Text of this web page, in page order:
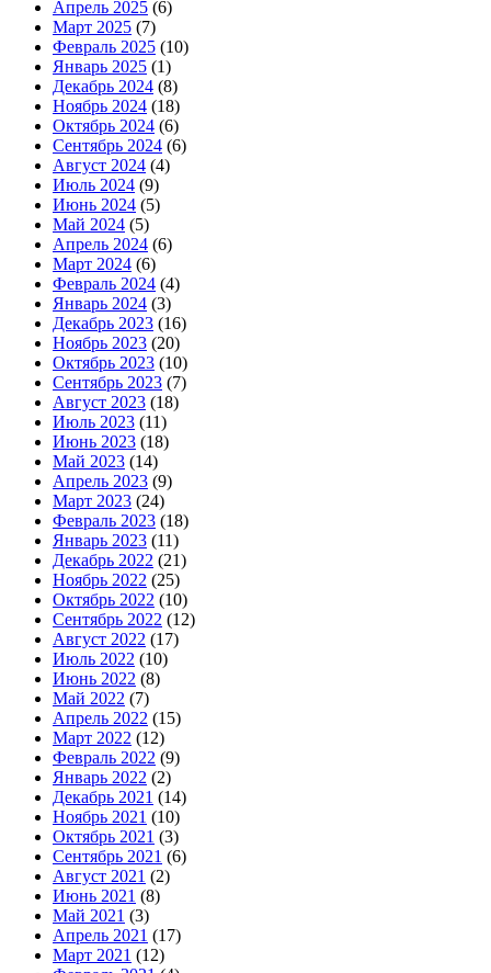
Апрель 2025 (6)
Март 2025 (7)
Февраль 2025 (10)
Январь 2025 (1)
Декабрь 2024 (8)
Ноябрь 2024 (18)
Октябрь 2024 (6)
Сентябрь 2024 (6)
Август 2024 (4)
Июль 2024 (9)
Июнь 2024 (5)
Май 2024 (5)
Апрель 2024 (6)
Март 2024 (6)
Февраль 2024 (4)
Январь 2024 (3)
Декабрь 2023 (16)
Ноябрь 2023 (20)
Октябрь 2023 (10)
Сентябрь 2023 (7)
Август 2023 (18)
Июль 2023 (11)
Июнь 2023 (18)
Май 2023 (14)
Апрель 2023 (9)
Март 2023 (24)
Февраль 2023 (18)
Январь 2023 (11)
Декабрь 2022 (21)
Ноябрь 2022 (25)
Октябрь 2022 (10)
Сентябрь 2022 (12)
Август 2022 (17)
Июль 2022 (10)
Июнь 2022 (8)
Май 2022 (7)
Апрель 2022 (15)
Март 2022 (12)
Февраль 2022 (9)
Январь 2022 (2)
Декабрь 2021 (14)
Ноябрь 2021 (10)
Октябрь 2021 (3)
Сентябрь 2021 (6)
Август 2021 (2)
Июнь 2021 (8)
Май 2021 (3)
Апрель 2021 (17)
Март 2021 (12)